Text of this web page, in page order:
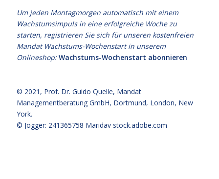
Um jeden Montagmorgen automatisch mit einem
Wachstumsimpuls in eine erfolgreiche Woche zu
starten, registrieren Sie sich für unseren kostenfreien
Mandat Wachstums-Wochenstart in unserem
Onlineshop:Wachstums-Wochenstart abonnieren
© 2021, Prof. Dr. Guido Quelle, Mandat
Managementberatung GmbH, Dortmund, London, New
York.
© Jogger: 241365758 Maridav stock.adobe.com